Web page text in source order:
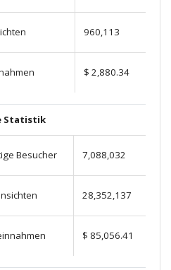
960,113
$ 2,880.34
Statistik
Besucher 7,088,032
28,352,137
$ 85,056.41